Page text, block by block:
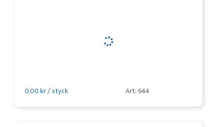
0,00 kr / styck Art: 644